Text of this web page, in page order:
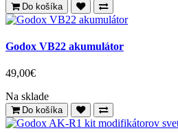
Do košíka
Godox VB22 akumulátor
49,00€
Na sklade
Do košíka